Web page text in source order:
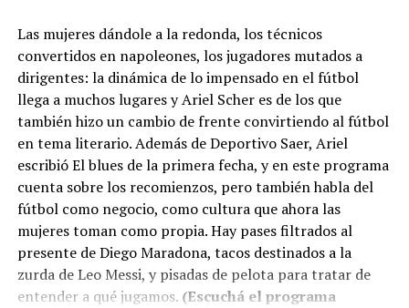
Las mujeres dándole a la redonda, los técnicos
convertidos en napoleones, los jugadores mutados a
dirigentes: la dinámica de lo impensado en el fútbol
llega a muchos lugares y Ariel Scher es de los que
también hizo un cambio de frente convirtiendo al fútbol
en tema literario. Además de Deportivo Saer, Ariel
escribió El blues de la primera fecha, y en este programa
cuenta sobre los recomienzos, pero también habla del
fútbol como negocio, como cultura que ahora las
mujeres toman como propia. Hay pases filtrados al
presente de Diego Maradona, tacos destinados a la
zurda de Leo Messi, y pisadas de pelota para tratar de
entender a qué jugamos. (Escuchá el programa